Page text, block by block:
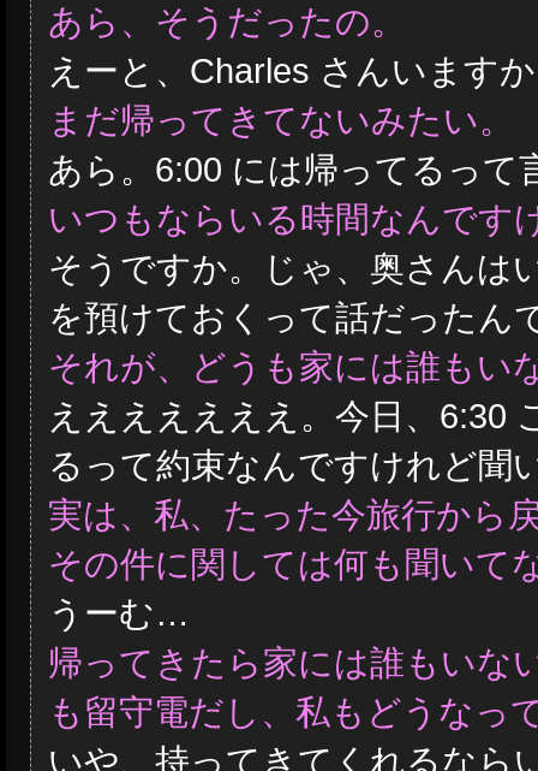
あら、そうだったの。
えーと、Charles さんいます
まだ帰ってきてないみたい。
あら。6:00 には帰ってるって
いつもならいる時間なんです
そうですか。じゃ、奥さんは
を預けておくって話だったん
それが、どうも家には誰もい
えええええええ。今日、6:30
るって約束なんですけれど聞
実は、私、たった今旅行から
その件に関しては何も聞いて
うーむ…
帰ってきたら家には誰もいな
も留守電だし、私もどうなっ
いや、持ってきてくれるなら